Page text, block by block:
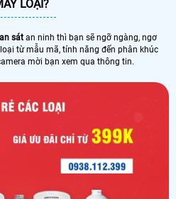
LOẠI?
sát an ninh thì bạn sẽ ngỡ ngàng, ngơ
từ mẫu mã, tính năng đến phân khúc
mời bạn xem qua thông tin.